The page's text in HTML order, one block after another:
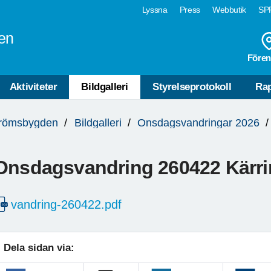
Lyssna Press Webbutik
Aktiviteter Bildgalleri Styrelseprotokoll
Bildgalleri Onsdagsvandringar 2026
260422
vandring-260422.pdf
Dela sidan via: